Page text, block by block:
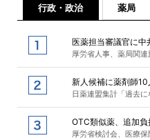
行政・政治 薬局
医薬担当審議官に中
厚労省人事、薬局関
新人候補に薬剤師
日薬連盟集計「過去に
OTC類似薬、追加
厚労省検討会、医療